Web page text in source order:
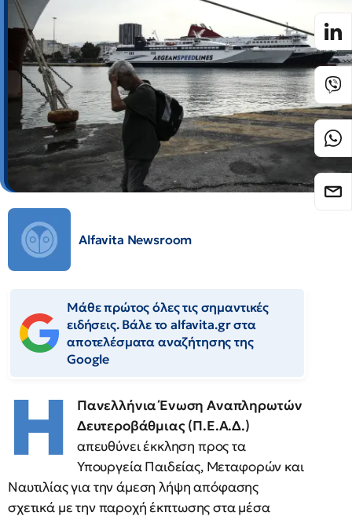
Alfavita Newsroom
Μάθε πρώτος όλες τις σημαντικές
ειδήσεις. Βάλε το alfavita.gr στα
αποτελέσματα αναζήτησης της
Google
Η
Πανελλήνια Ένωση Αναπληρωτών
Δευτεροβάθμιας (Π.Ε.Α.Δ.)
απευθύνει έκκληση προς τα
Υπουργεία Παιδείας, Μεταφορών και
Ναυτιλίας για την άμεση λήψη απόφασης
σχετικά με την παροχή έκπτωσης στα μέσα